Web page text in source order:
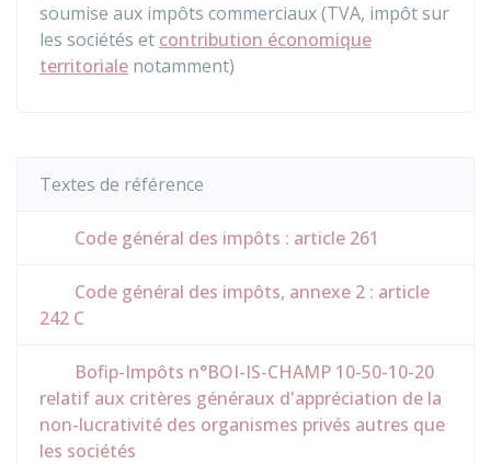
soumise aux impôts commerciaux (TVA, impôt sur
les sociétés et contribution économique
territoriale notamment)
Textes de référence
Code général des impôts : article 261
Code général des impôts, annexe 2 : article
242 C
Bofip-Impôts n°BOI-IS-CHAMP 10-50-10-20
relatif aux critères généraux d'appréciation de la
non-lucrativité des organismes privés autres que
les sociétés